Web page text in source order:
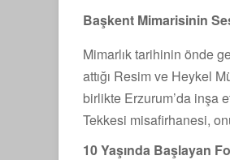
Başkent Mimarisinin
Mimarlık tarihinin önde
attığı Resim ve Heykel
birlikte Erzurum’da inşa
Tekkesi misafirhanesi,
10 Yaşında Başlayan